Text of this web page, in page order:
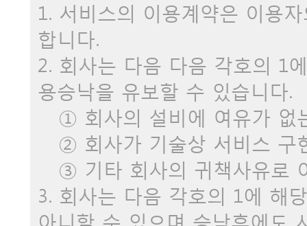
1. 서비스의 이용계약은 이용
합니다.
2. 회사는 다음 다음 각호의 1
용승낙을 유보할 수 있습니다.
① 회사의 설비에 여유가 없
② 회사가 기술상 서비스 구
③ 기타 회사의 귀책사유로
3. 회사는 다음 각호의 1에 해
아니할 수 있으며 승낙후에도